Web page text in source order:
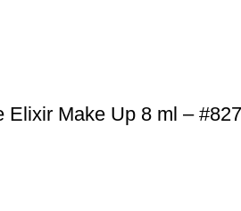
Elixir Make Up 8 ml – #827